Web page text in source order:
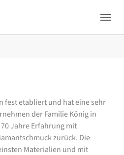
fest etabliert und hat eine sehr
der Familie König in
Jahre Erfahrung mit
zurück. Die
Materialien und mit